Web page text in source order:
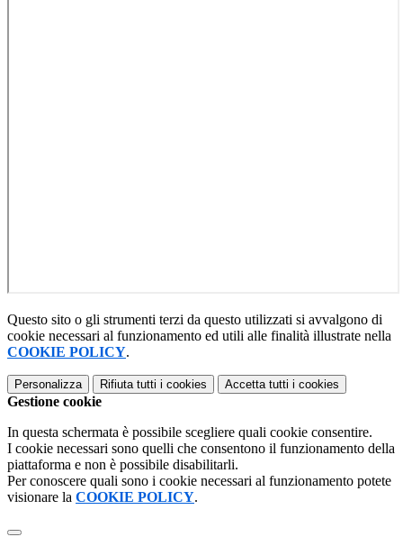
Questo sito o gli strumenti terzi da questo utilizzati si avvalgono di
cookie necessari al funzionamento ed utili alle finalità illustrate nella
COOKIE POLICY.
Personalizza Rifiuta tutti i cookies Accetta tutti i cookies
Gestione cookie
In questa schermata è possibile scegliere quali cookie consentire.
I cookie necessari sono quelli che consentono il funzionamento della
piattaforma e non è possibile disabilitarli.
Per conoscere quali sono i cookie necessari al funzionamento potete
visionare la COOKIE POLICY.